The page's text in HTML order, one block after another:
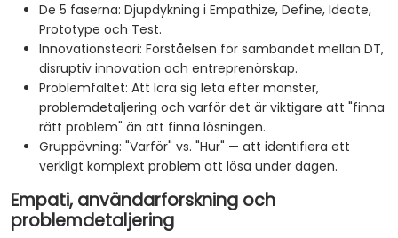
De 5 faserna: Djupdykning i Empathize, Define, Ideate,
Prototype och Test.
Innovationsteori: Förståelsen för sambandet mellan DT,
disruptiv innovation och entreprenörskap.
Problemfältet: Att lära sig leta efter mönster,
problemdetaljering och varför det är viktigare att "finna
rätt problem" än att finna lösningen.
Gruppövning: "Varför" vs. "Hur" — att identifiera ett
verkligt komplext problem att lösa under dagen.
Empati, användarforskning och
problemdetaljering